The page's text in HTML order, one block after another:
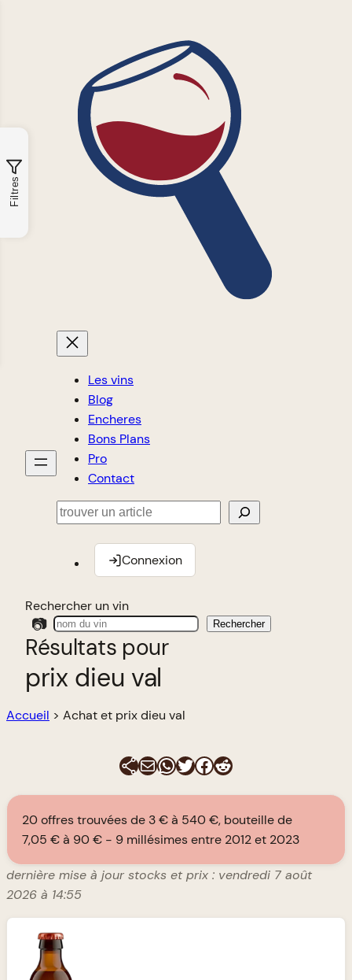
Les vins
Blog
Encheres
Bons Plans
Pro
Contact
Rechercher
Connexion
Rechercher un vin
📷 Rechercher
Résultats pour
prix dieu val
Accueil > Achat et prix dieu val
E-mailWhatsApp
Twitter
Facebook
Reddit
20 offres trouvées de 3 € à 540 €, bouteille de
7,05 € à 90 €
9 millésimes entre 2012 et 2023
dernière mise à jour stocks et prix : vendredi 7 août
2026 à 14:55
Filtres